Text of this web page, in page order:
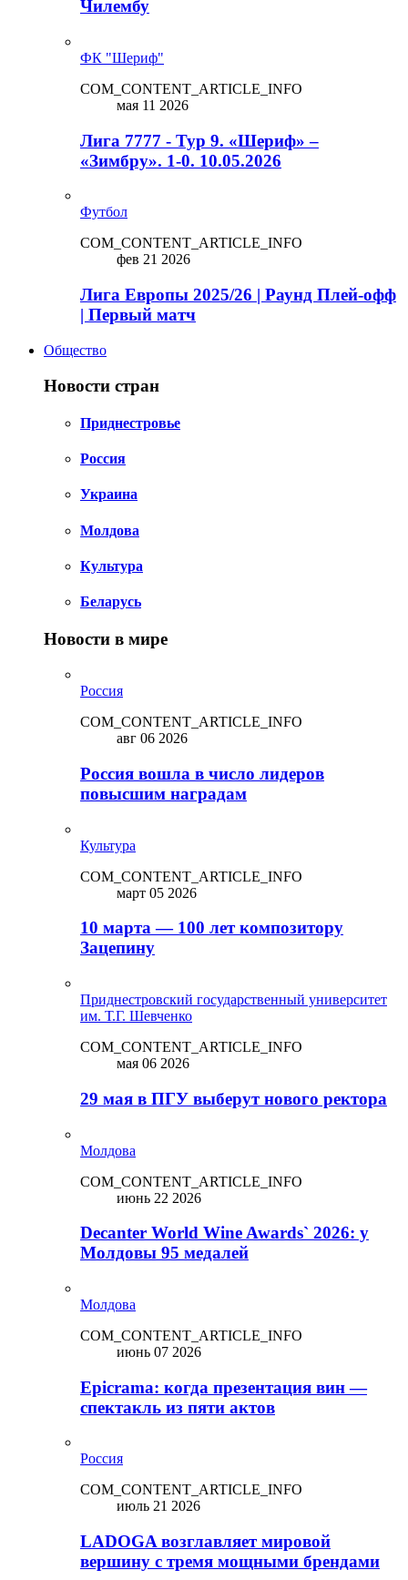
Чилембу
ФК "Шериф"
COM_CONTENT_ARTICLE_INFO
мая 11 2026
Лига 7777 - Тур 9. «Шериф» –
«Зимбру». 1-0. 10.05.2026
Футбол
COM_CONTENT_ARTICLE_INFO
фев 21 2026
Лига Европы 2025/26 | Раунд Плей-офф
| Первый матч
Общество
Новости стран
Приднестровье
Россия
Украина
Молдова
Культура
Беларусь
Новости в мире
Россия
COM_CONTENT_ARTICLE_INFO
авг 06 2026
Россия вошла в число лидеров
повысшим наградам
Культура
COM_CONTENT_ARTICLE_INFO
март 05 2026
10 марта — 100 лет композитору
Зацепину
Приднестровский государственный университет
им. Т.Г. Шевченко
COM_CONTENT_ARTICLE_INFO
мая 06 2026
29 мая в ПГУ выберут нового ректора
Молдова
COM_CONTENT_ARTICLE_INFO
июнь 22 2026
Decanter World Wine Awards` 2026: у
Молдовы 95 медалей
Молдова
COM_CONTENT_ARTICLE_INFO
июнь 07 2026
Epicrama: когда презентация вин —
спектакль из пяти актов
Россия
COM_CONTENT_ARTICLE_INFO
июль 21 2026
LADOGA возглавляет мировой
вершину с тремя мощными брендами